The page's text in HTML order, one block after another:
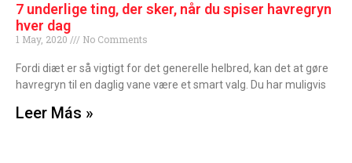
7 underlige ting, der sker, når du spiser havregryn
hver dag
1 May, 2020 No Comments
Fordi diæt er så vigtigt for det generelle helbred, kan det at gøre
havregryn til en daglig vane være et smart valg. Du har muligvis
Leer Más »